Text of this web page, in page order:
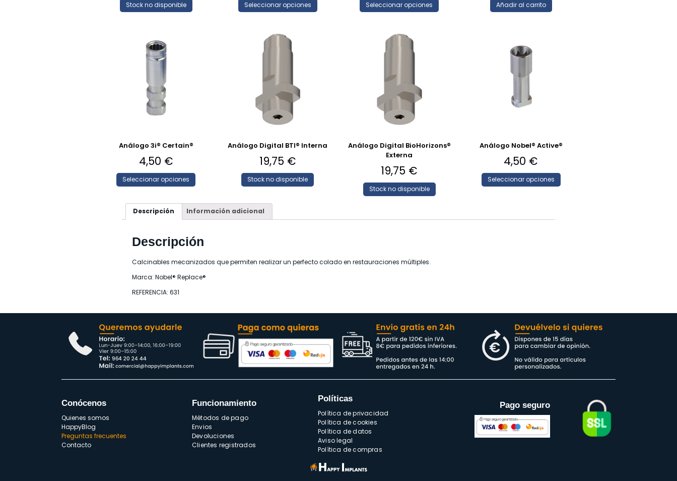
Stock no disponible Seleccionar opciones Seleccionar opciones Añadir al carrito
Análogo 3i® Certain®
4,50 €
Seleccionar opciones
Análogo Digital BTI® Interna
19,75 €
Stock no disponible
Análogo Digital BioHorizons®
Externa
19,75 €
Stock no disponible
Análogo Nobel® Active®
4,50 €
Seleccionar opciones
Descripción Información adicional
Descripción
Calcinables mecanizados que permiten realizar un perfecto colado en restauraciones múltiples.
Marca: Nobel® Replace®
REFERENCIA: 631
Conócenos
Quienes somos
HappyBlog
Preguntas frecuentes
Contacto
Funcionamiento
Métodos de pago
Envios
Devoluciones
Clientes registrados
Políticas
Política de privacidad
Política de cookies
Política de datos
Aviso legal
Política de compras
Pago seguro